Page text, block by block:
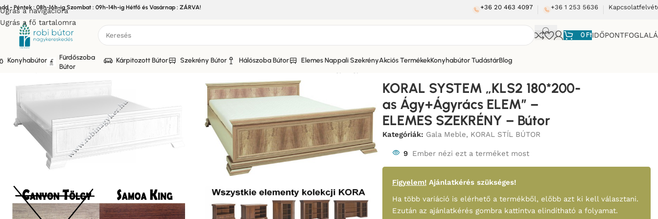
Ugrás a navigációra
Ugrás a fő tartalomra
- Péntek : 08h-16h-ig Szombat : 09h-14h-ig Hétfő és Vasárnap : ZÁRVA! +36 20 463 4097 +36 1 253 5636
0Ft
Konyhabútor
Fürdőszoba
Bútor
Kárpitozott Bútor Szekrény Bútor Hálószoba Bútor Elemes Nappali SzekrényAkciós TermékekKonyhabútor TudástárBlog
Bútor/VINTAGE BÚTOR
KORAL SYSTEM „KLS2 180*200-
as Ágy+Ágyrács ELEM” –
ELEMES SZEKRÉNY – Bútor
Kategóriák: Gala Meble, KORAL STÍL BÚTOR
9 Ember nézi ezt a terméket most
Figyelem! Ajánlatkérés szükséges!
Ha több variáció is elérhető a termékből, előbb azt ki kell választani.
Ezután az ajánlatkérés gombra kattintva elindítható a folyamat.